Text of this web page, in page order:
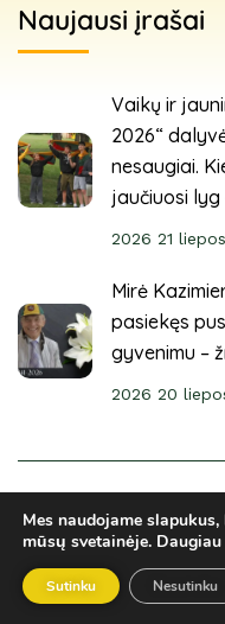
Naujausi įrašai
Vaikų ir
2026“
nesaugiai.
jaučiuosi
2026 21 liepos
Mirė
pasiekęs
gyvenimu –
2026 20
© 2025 Sveikuoliai.
Privatumo politika El.
Mes naudojame
mūsų svetainėje.
Sutinku Nesutinku